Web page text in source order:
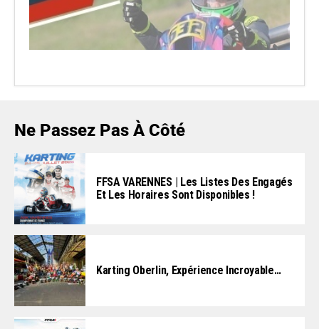
Ne Passez Pas À Côté
FFSA VARENNES | Les Listes Des Engagés
Et Les Horaires Sont Disponibles !
Karting Oberlin, Expérience Incroyable…